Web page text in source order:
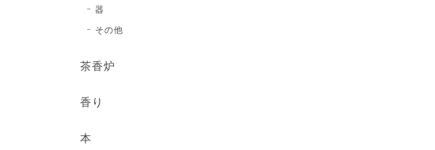
器
その他
茶香炉
香り
本